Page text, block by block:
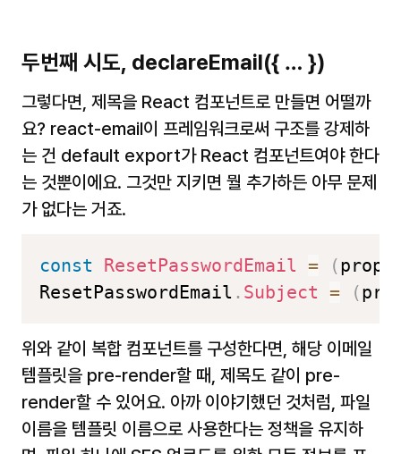
두번째 시도, declareEmail({ … })
그렇다면, 제목을 React 컴포넌트로 만들면 어떨까
요? react-email이 프레임워크로써 구조를 강제하
는 건 default export가 React 컴포넌트여야 한다
는 것뿐이에요. 그것만 지키면 뭘 추가하든 아무 문제
가 없다는 거죠.
const ResetPasswordEmail = (props
ResetPasswordEmail . Subject = (
위와 같이 복합 컴포넌트를 구성한다면, 해당 이메일
템플릿을 pre-render할 때, 제목도 같이 pre-
render할 수 있어요. 아까 이야기했던 것처럼, 파일
이름을 템플릿 이름으로 사용한다는 정책을 유지하